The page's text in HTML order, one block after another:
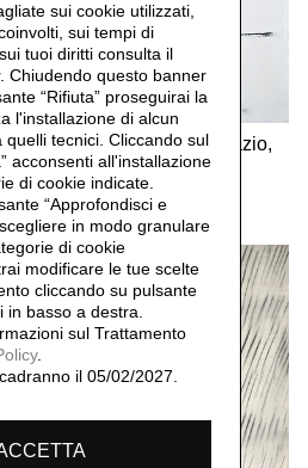
Quattro figure nello spazio,
1960
matita olio su tela
120x150cm
sui cookie utilizzati,
sui tempi di
tuoi diritti consulta il
. Chiudendo questo banner
“Rifiuta” proseguirai la
l'installazione di alcun
quelli tecnici. Cliccando sul
acconsenti all'installazione
di cookie indicate.
“Approfondisci e
in modo granulare
di cookie
modificare le tue scelte
cliccando su pulsante
basso a destra.
sul Trattamento
.
il 05/02/2027.